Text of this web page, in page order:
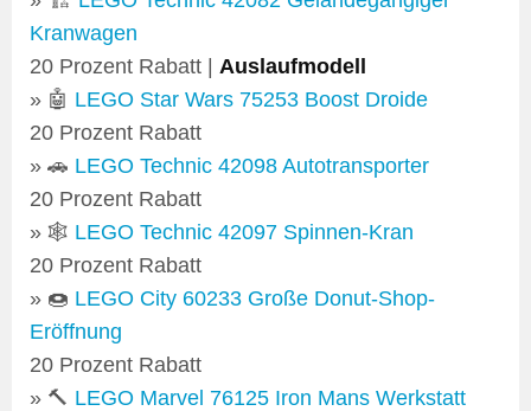
Kranwagen
20 Prozent Rabatt | Auslaufmodell
» 🤖 LEGO Star Wars 75253 Boost Droide
20 Prozent Rabatt
» 🚗 LEGO Technic 42098 Autotransporter
20 Prozent Rabatt
» 🕸️ LEGO Technic 42097 Spinnen-Kran
20 Prozent Rabatt
» 🍩 LEGO City 60233 Große Donut-Shop-
Eröffnung
20 Prozent Rabatt
» 🔨 LEGO Marvel 76125 Iron Mans Werkstatt